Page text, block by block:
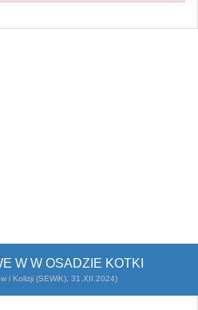
W W OSADZIE KOTKI
i Kolizji (SEWiK), 31.XII.2024)